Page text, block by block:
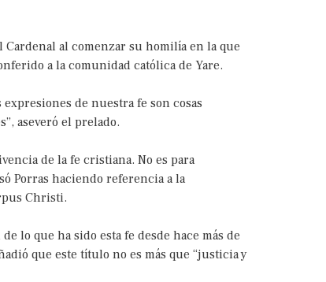
al comenzar su homilía en la que
a la comunidad católica de Yare.
de nuestra fe son cosas
aseveró el prelado.
de la fe cristiana. No es para
Porras haciendo referencia a la
Christi.
lo que ha sido esta fe desde hace más de
que este título no es más que “justicia y